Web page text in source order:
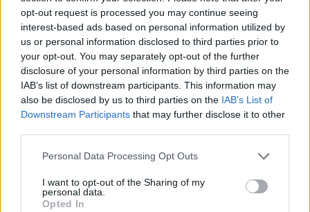
opt-out request is processed you may continue seeing
interest-based ads based on personal information utilized by
us or personal information disclosed to third parties prior to
your opt-out. You may separately opt-out of the further
disclosure of your personal information by third parties on the
IAB’s list of downstream participants. This information may
also be disclosed by us to third parties on the IAB’s List of
Downstream Participants that may further disclose it to other
Personal Data Processing Opt Outs
I want to opt-out of the Sharing of my
personal data.
Opted In